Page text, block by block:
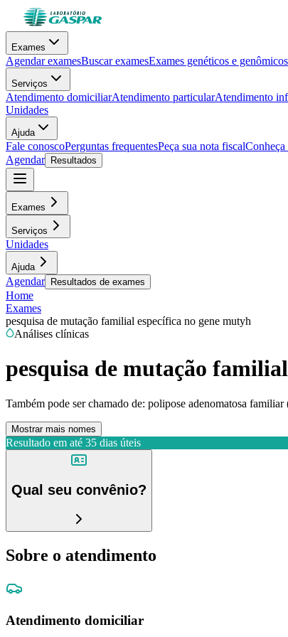
Exames
Agendar examesBuscar examesExames genéticos e genômicos
Serviços
Atendimento domiciliarAtendimento particularAtendimento
Unidades
Ajuda
Fale conoscoPerguntas frequentesPeça sua nota fiscal
Agendar
Resultados
Exames
Serviços
Unidades
Ajuda
Agendar Resultados de exames
Home
Exames
pesquisa de mutação familial específica no gene mutyh
Análises clínicas
pesquisa de mutação
Também pode ser chamado de: polipose adenomatosa
Mostrar mais nomes
Resultado em até 35 dias úteis
Qual seu convênio?
Sobre o atendimento
Atendimento domiciliar